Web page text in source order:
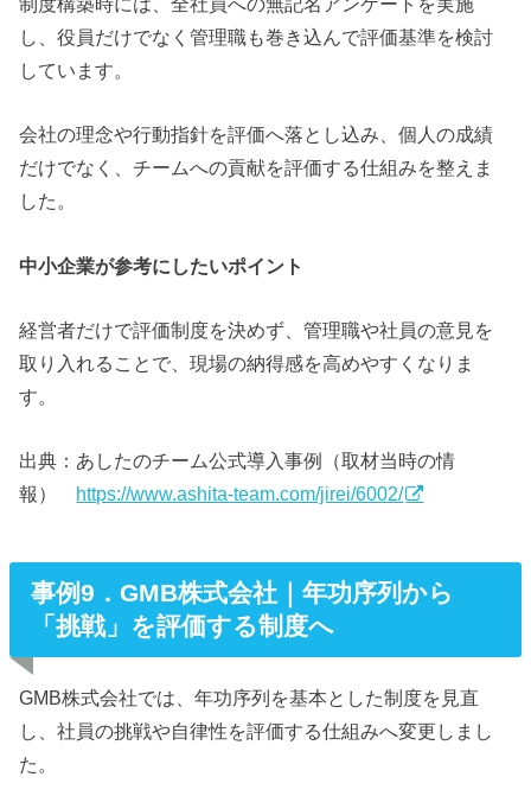
し、役員だけでなく管理職も巻き込んで評価基準を検討
しています。
会社の理念や行動指針を評価へ落とし込み、個人の成績
だけでなく、チームへの貢献を評価する仕組みを整えま
した。
中小企業が参考にしたいポイント
経営者だけで評価制度を決めず、管理職や社員の意見を
取り入れることで、現場の納得感を高めやすくなりま
す。
出典：あしたのチーム公式導入事例（取材当時の情
報） https://www.ashita-team.com/jirei/6002/
事例9．GMB株式会社｜年功序列から
「挑戦」を評価する制度へ
GMB株式会社では、年功序列を基本とした制度を見直
し、社員の挑戦や自律性を評価する仕組みへ変更しまし
た。